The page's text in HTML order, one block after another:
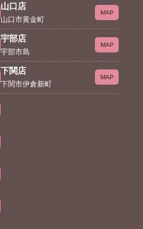
山口店
山口市黄金町
MAP
宇部店
宇部市島
MAP
下関店
下関市伊倉新町
MAP